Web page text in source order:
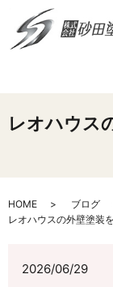
レオハウス
HOME
ブログ
レオハウスの外壁塗装
2026/06/29